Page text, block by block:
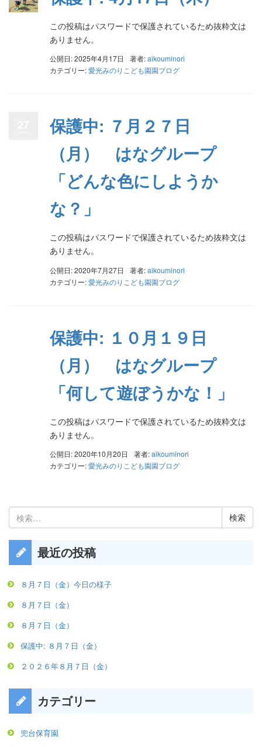
この投稿はパスワードで保護されているため抜粋文は
ありません。
公開日: 2025年4月17日 著者:aikouminori
カテゴリー:愛光みのりこども園園ブログ
保護中: ７月２７日
（月） はなグループ
「どんな色にしようか
な？」
この投稿はパスワードで保護されているため抜粋文は
ありません。
公開日: 2020年7月27日 著者:aikouminori
カテゴリー:愛光みのりこども園園ブログ
保護中: １０月１９日
（月） はなグループ
「何して遊ぼうかな！」
この投稿はパスワードで保護されているため抜粋文は
ありません。
公開日: 2020年10月20日 著者:aikouminori
カテゴリー:愛光みのりこども園園ブログ
検
索:
最近の投稿
８月７日（金）今日の様子
８月７日（金）
８月７日（金）
保護中: ８月７日（金）
２０２６年８月７日（金）
カテゴリー
兜台保育園